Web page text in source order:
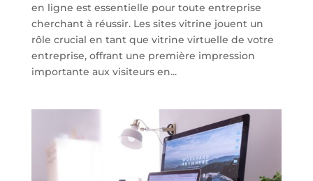
en ligne est essentielle pour toute entreprise
cherchant à réussir. Les sites vitrine jouent un
rôle crucial en tant que vitrine virtuelle de votre
entreprise, offrant une première impression
importante aux visiteurs en...